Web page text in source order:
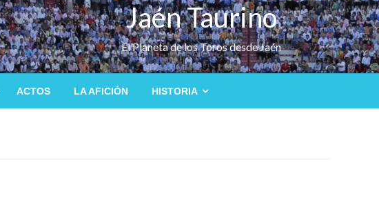
Jaén Taurino
El Planeta de los Toros desde Jaén
ACTOS LA AFICIÓN HISTORIA